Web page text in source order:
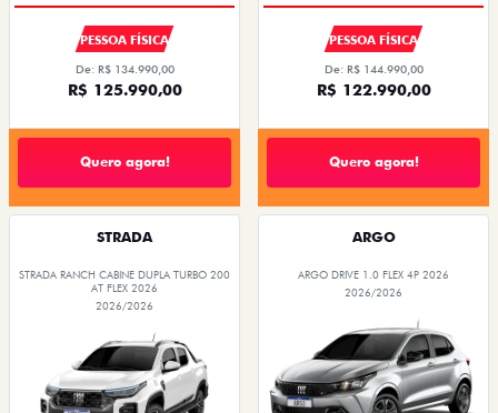
PESSOA FÍSICA
De: R$ 134.990,00
R$ 125.990,00
Quero agora!
PESSOA FÍSICA
De: R$ 144.990,00
R$ 122.990,00
Quero agora!
STRADA
STRADA RANCH CABINE DUPLA TURBO 200
AT FLEX 2026
2026/2026
ARGO
ARGO DRIVE 1.0 FLEX 4P 2026
2026/2026